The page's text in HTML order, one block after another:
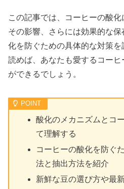
この記事では、コーヒーの酸化
その影響、さらには効果的な
化を防ぐための具体的な対策
読めば、あなたも愛するコー
ができるでしょう。
酸化のメカニズムとコ
て理解する
コーヒーの酸化を防ぐ
法と抽出方法を紹介
新鮮な豆の選び方や最